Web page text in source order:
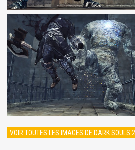
VOIR TOUTES LES IMAGES DE DARK SOULS 2